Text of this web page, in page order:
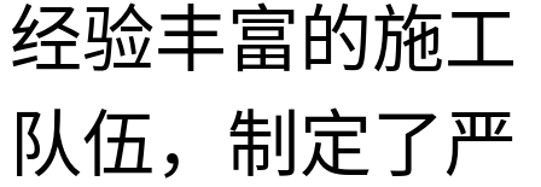
经验丰富的施工
队伍，制定了严